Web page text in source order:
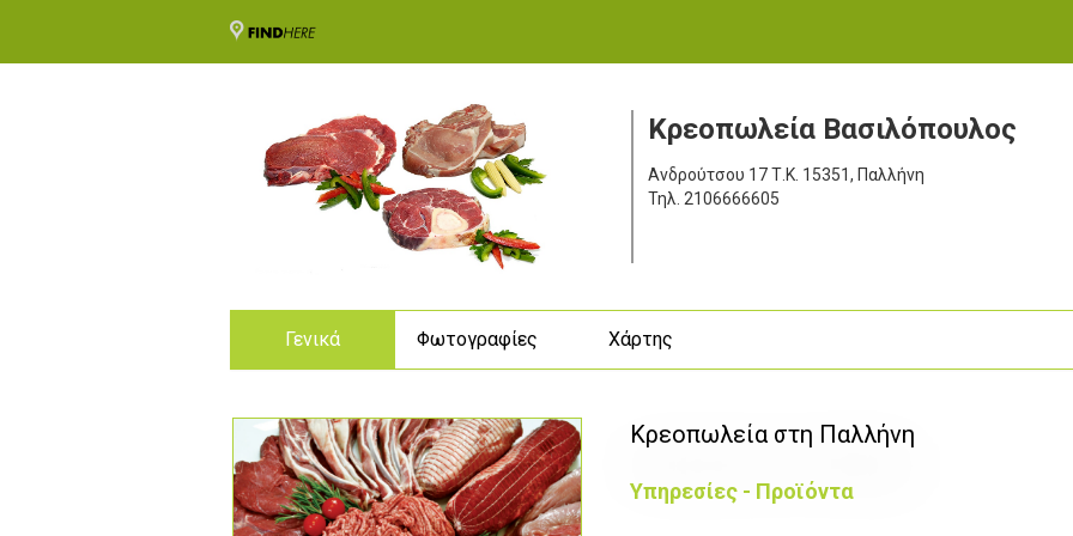
Κρεοπωλεία Βασιλόπουλος
Ανδρούτσου 17 Τ.Κ. 15351, Παλλήνη
Τηλ. 2106666605
Γενικά Φωτογραφίες Χάρτης
Κρεοπωλεία στη Παλλήνη
Υπηρεσίες - Προϊόντα